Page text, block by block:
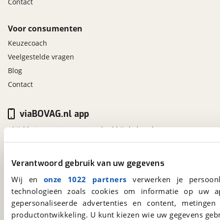
Verantwoord gebruik van uw gegevens
Wij en onze 1022 partners verwerken je
technologieën zoals cookies om informatie op
gepersonaliseerde advertenties en content,
productontwikkeling. U kunt kiezen wie uw gegevens
Contact
Voor consumenten
Keuzecoach
Veelgestelde vragen
Blog
Contact
viaBOVAG.nl
Kosterijland15
3981 AJ
Bunnik
Een initiatief van
viaBOVAG.nl app
Altijd het meest recente aanbod bij de hand.